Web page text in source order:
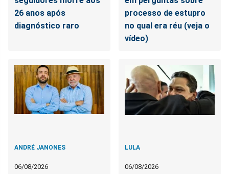
26 anos após
diagnóstico raro
processo de estupro
no qual era réu (veja o
vídeo)
ANDRÉ JANONES
06/08/2026
LULA
06/08/2026